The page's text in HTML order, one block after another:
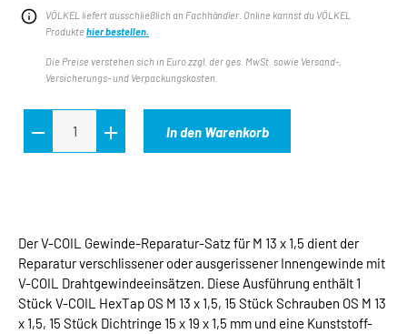
VÖLKEL liefert ausschließlich an Fachhändler. Online kannst du VÖLKEL
Produkte hier bestellen.
Die Preise verstehen sich in Euro zzgl. der ges. MwSt. sowie Versand-,
Versicherungs- und Verpackungskosten.
In den Warenkorb
Der V-COIL Gewinde-Reparatur-Satz für M 13 x 1,5 dient der
Reparatur verschlissener oder ausgerissener Innengewinde mit
V-COIL Drahtgewindeeinsätzen. Diese Ausführung enthält 1
Stück V-COIL HexTap OS M 13 x 1,5, 15 Stück Schrauben OS M 13
x 1,5, 15 Stück Dichtringe 15 x 19 x 1,5 mm und eine Kunststoff-